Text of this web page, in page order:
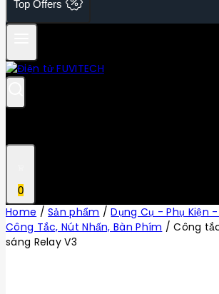
Top Offers
0
Home / Sản phẩm / Dụng Cụ - Phụ Kiện
Công Tắc, Nút Nhấn, Bàn Phím / Công
sáng Relay V3